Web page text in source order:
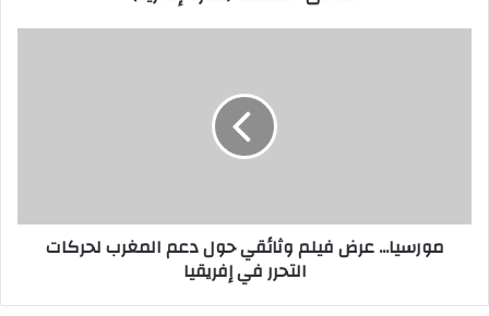
مورسيا... عرض فيلم وثائقي حول دعم المغرب لحركات
التحرر في إفريقيا